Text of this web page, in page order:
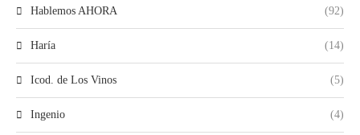
Hablemos AHORA (92)
Haría (14)
Icod. de Los Vinos (5)
Ingenio (4)